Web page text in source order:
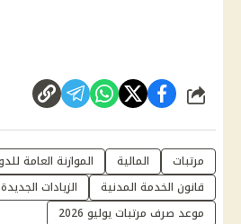
شارك
مرتبات المالية
الموازنة العامة
قانون الخدمة المدنية
الزيادات
موعد صرف مرتبات يوليو 2026